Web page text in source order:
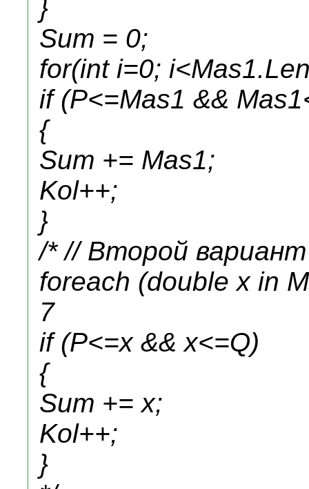
}
Sum = 0;
for(int i=0;
if (P<=Mas1 && Mas1
{
Sum += Mas1;
Kol++;
}
/* // Второй вариант
foreach (double x in
7
if (P<=x && x<=Q)
{
Sum += x;
Kol++;
}